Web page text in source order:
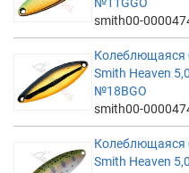
smith00-
Колеблющаяся
Smith Heaven
№18BGO
smith00-
Колеблющаяся
Smith Heaven